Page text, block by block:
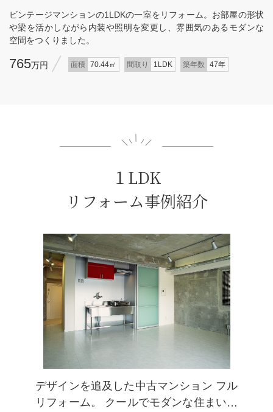
ビンテージマンションの1LDKの一室をリフォーム。お部屋の形状
や梁を活かしながら内装や照明を変更し、雰囲気のあるモダンな
空間をつくりました。
765万円 面積 70.44㎡ 間取り 1LDK 築年数 47年
１LDK
リフォーム事例紹介
デザインを追及した中古マンション フル
リフォーム。 クールでモダンな住まいが